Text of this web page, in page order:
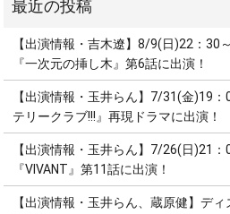
【出演情報・吉木遼】8/9(日)22：30
『一次元の挿し木』第6話に出演！
【出演情報・玉井らん】7/31(金)19
テリークラブ!!!』再現ドラマに出演！
【出演情報・玉井らん】7/26(日)21
『VIVANT』第11話に出演！
【出演情報・玉井らん、蔵原健】ディ